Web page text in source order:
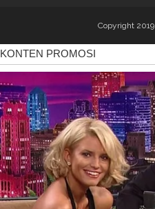
Copyright 2019